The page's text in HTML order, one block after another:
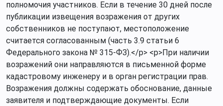
полномочия участников. Если в течение 30 дней после
публикации извещения возражения от других
собственников не поступают, местоположение
считается согласованным (часть 3.9 статьи 6
Федерального закона № 315-ФЗ).</p> <p>При наличии
возражений они направляются в письменной форме
кадастровому инженеру и в орган регистрации прав.
Возражения должны содержать обоснование, данные
заявителя и подтверждающие документы. Если